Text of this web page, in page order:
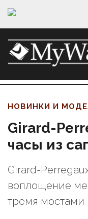
НОВИНКИ И
Girard-
часы из
Girard-
воплощение
тремя мостами